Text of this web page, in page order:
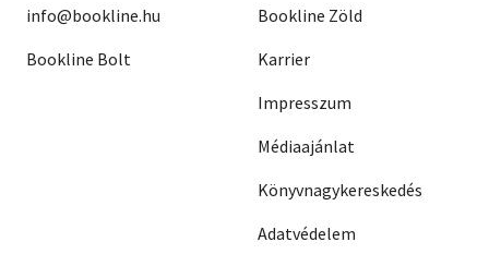
info@bookline.hu
Bookline Bolt
Bookline Zöld
Karrier
Impresszum
Médiaajánlat
Könyvnagykereskedés
Adatvédelem